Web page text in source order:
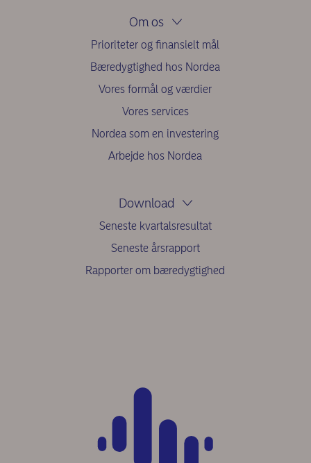
Om os
Prioriteter og finansielt mål
Bæredygtighed hos Nordea
Vores formål og værdier
Vores services
Nordea som en investering
Arbejde hos Nordea
Download
Seneste kvartalsresultat
Seneste årsrapport
Rapporter om bæredygtighed